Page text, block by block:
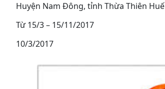
Huyện Nam Đông, tỉnh Thừa Thiên Huế
Từ 15/3 – 15/11/2017
10/3/2017